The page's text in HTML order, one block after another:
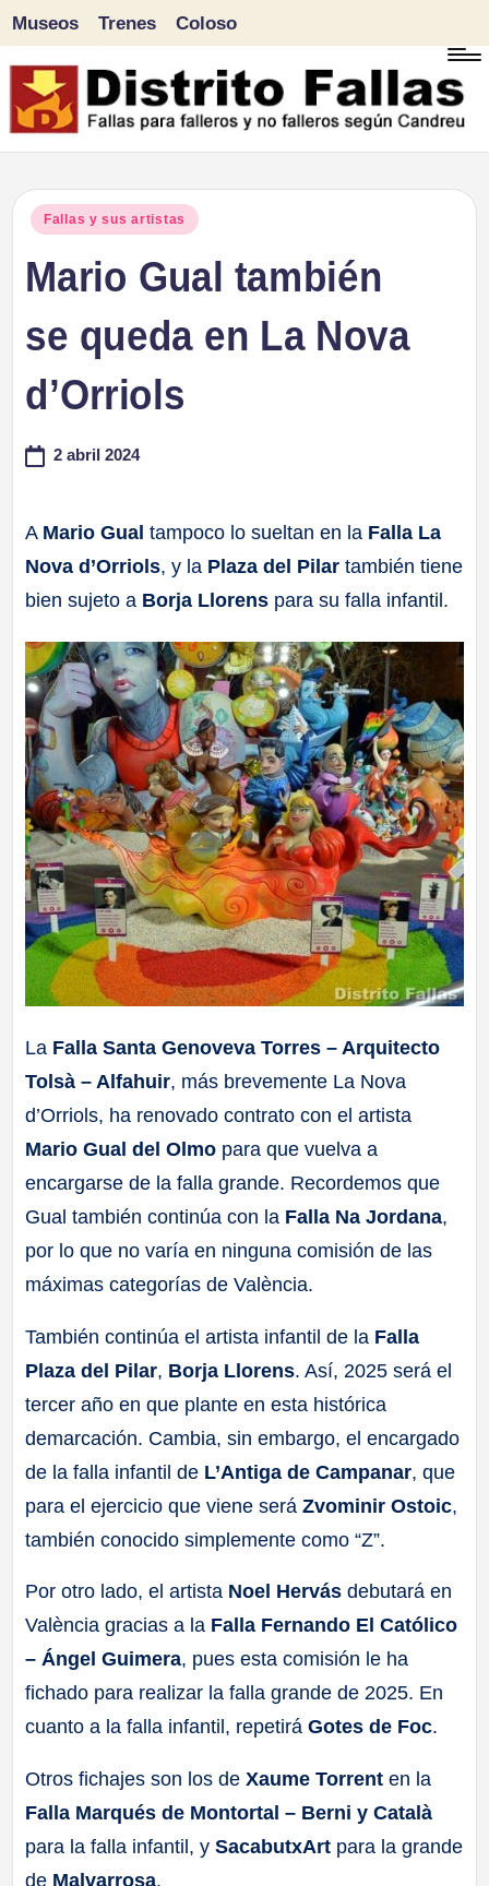
Saltar
al
Museos Trenes Coloso
Publicado
Fallas y sus artistas
Mario Gual también
se queda en La Nova
d’Orriols
2 abril 2024
A Mario Gual tampoco lo sueltan en la Falla La
Nova d’Orriols, y la Plaza del Pilar también tiene
bien sujeto a Borja Llorens para su falla infantil.
La Falla Santa Genoveva Torres – Arquitecto
Tolsà – Alfahuir, más brevemente La Nova
d’Orriols, ha renovado contrato con el artista
Mario Gual del Olmo para que vuelva a
encargarse de la falla grande. Recordemos que
Gual también continúa con la Falla Na Jordana,
por lo que no varía en ninguna comisión de las
máximas categorías de València.
También continúa el artista infantil de la Falla
Plaza del Pilar, Borja Llorens. Así, 2025 será el
tercer año en que plante en esta histórica
demarcación. Cambia, sin embargo, el encargado
de la falla infantil de L’Antiga de Campanar, que
para el ejercicio que viene seráZvominir Ostoic,
también conocido simplemente como “Z”.
Por otro lado, el artista Noel Hervás debutará en
València gracias a la Falla Fernando El Católico
– Ángel Guimera, pues esta comisión le ha
fichado para realizar la falla grande de 2025. En
cuanto a la falla infantil, repetiráGotes de Foc.
Otros fichajes son los deXaume Torrenten la
Falla Marqués de Montortal – Berni y Català
para la falla infantil, ySacabutxArt para la grande
de Malvarrosa.